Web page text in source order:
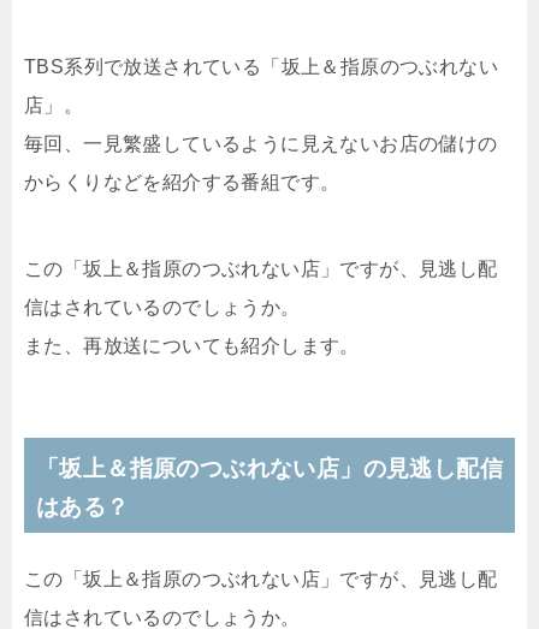
TBS系列で放送されている「 坂上＆指原のつぶれない
店 」。
毎回、一見繁盛しているように見えないお店の儲けの
からくりなどを紹介する番組です。
この「坂上＆指原のつぶれない店」ですが、見逃し配
信はされているのでしょうか。
また、再放送についても紹介します。
「坂上＆指原のつぶれない店」の見逃し配信
はある？
この「坂上＆指原のつぶれない店」ですが、見逃し配
信はされているのでしょうか。